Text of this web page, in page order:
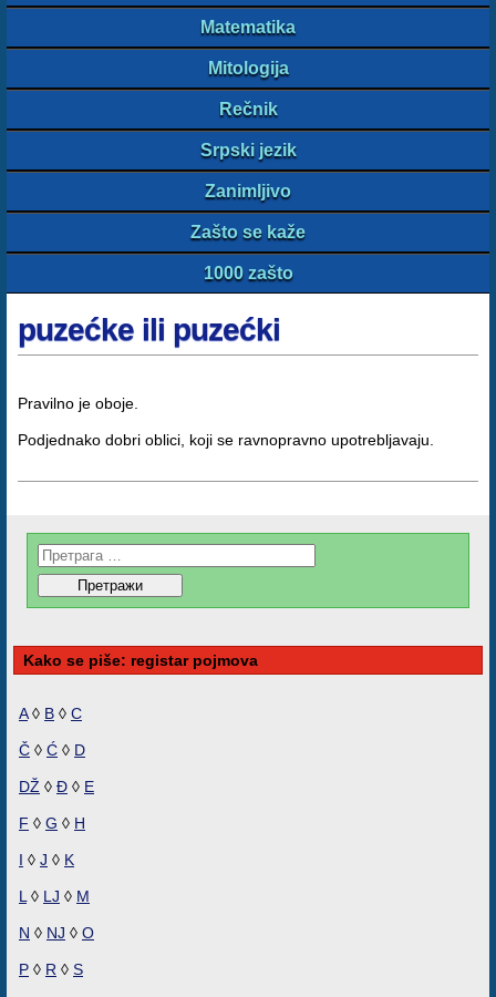
Matematika
Mitologija
Rečnik
Srpski jezik
Zanimljivo
Zašto se kaže
1000 zašto
puzećke ili puzećki
Pravilno je oboje.
Podjednako dobri oblici, koji se ravnopravno upotrebljavaju.
Kako se piše: registar pojmova
A◊ B ◊ C
Č ◊ Ć ◊ D
DŽ ◊ Đ ◊ E
F ◊ G ◊ H
I ◊ J ◊ K
L ◊ LJ ◊ M
N ◊ NJ ◊ O
P ◊ R ◊ S